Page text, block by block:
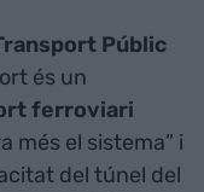
Públic
és un
ferroviari
més el sistema” i
del túnel del